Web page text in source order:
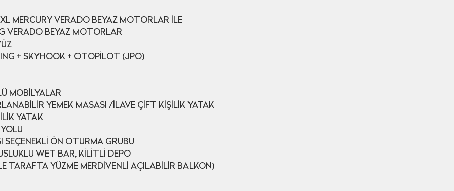
MERCURY VERADO BEYAZ MOTORLAR İLE
VERADO BEYAZ MOTORLAR
+ SKYHOOK + OTOPİLOT (JPO)
MOBİLYALAR
YEMEK MASASI /İLAVE ÇİFT KİŞİLİK YATAK
YATAK
SEÇENEKLİ ÖN OTURMA GRUBU
WET BAR, KİLİTLİ DEPO
TARAFTA YÜZME MERDİVENLİ AÇILABİLİR BALKON)